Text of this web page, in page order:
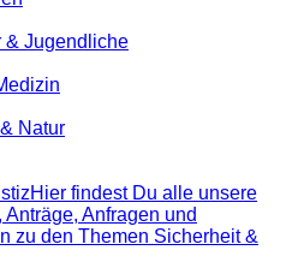
& Jugendliche
Natur
Hier findest Du alle unsere
Anträge, Anfragen und
zu den Themen Sicherheit &